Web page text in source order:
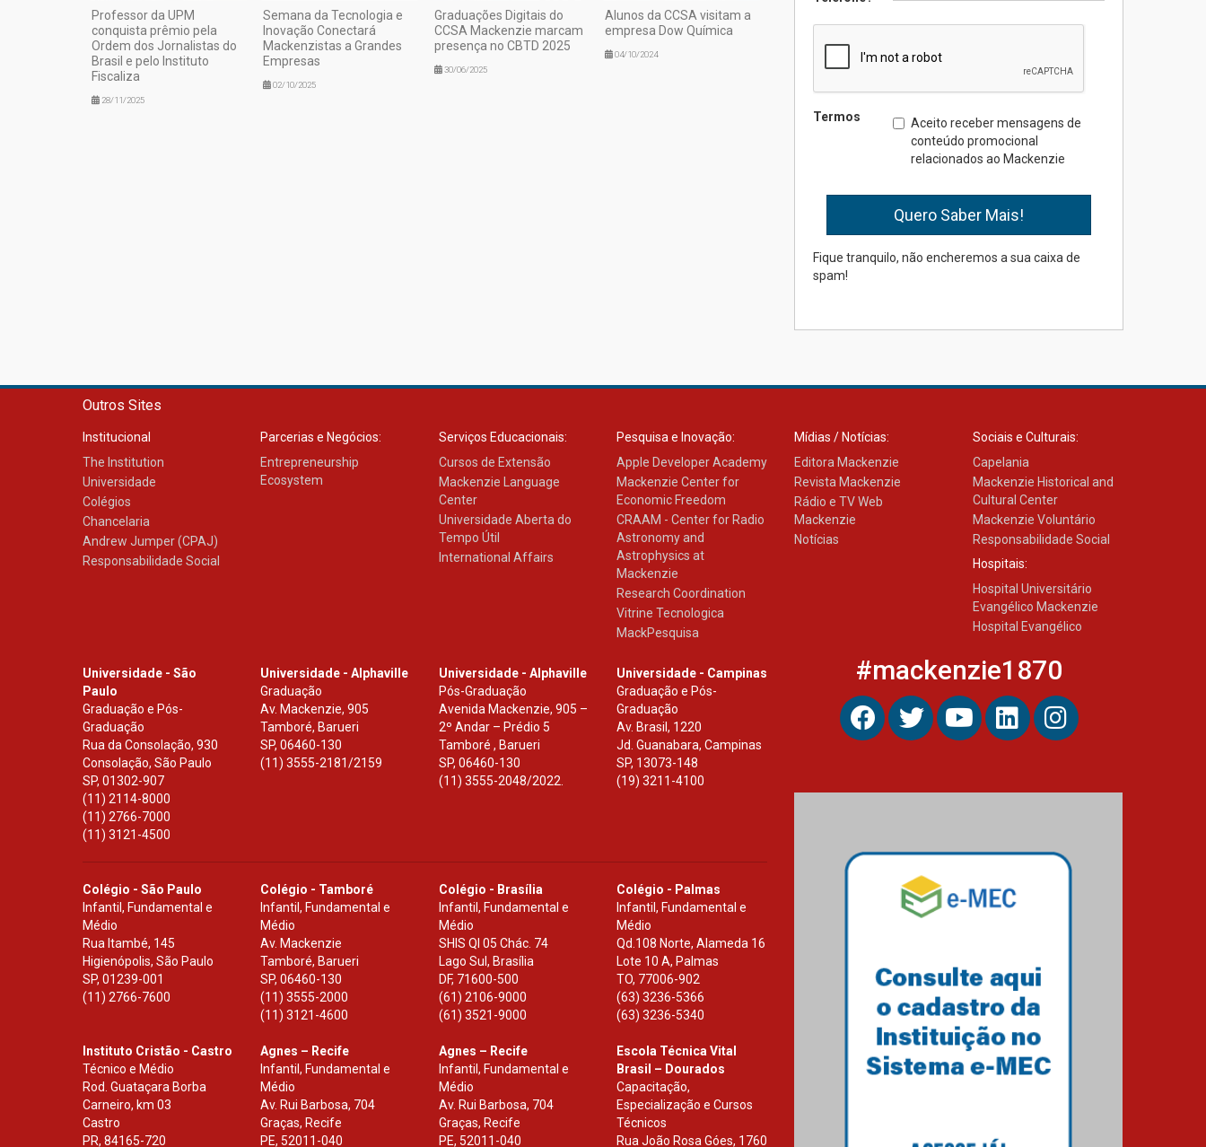
Professor da UPM
conquista prêmio pela
Ordem dos Jornalistas do
Brasil e pelo Instituto
Fiscaliza
28/11/2025
Semana da Tecnologia e
Inovação Conectará
Mackenzistas a Grandes
Empresas
02/10/2025
Graduações Digitais do
CCSA Mackenzie marcam
presença no CBTD 2025
30/06/2025
Alunos da CCSA visitam a
empresa Dow Química
04/10/2024
das novas tecnologias em
04.08.2026
Mackenzie recepciona os
calouros do segundo
semestre de 2026
04.08.2026
Brasília prepara seus
estudantes para o PAS antes
mesmo do Ensino Médio
Termos
Aceito receber mensagens de
conteúdo promocional
relacionados ao Mackenzie
Fique tranquilo, não encheremos a sua caixa de
spam!
Outros Sites
Institucional
The Institution
Universidade
Colégios
Chancelaria
Andrew Jumper (CPAJ)
Responsabilidade Social
Parcerias e Negócios:
Entrepreneurship
Ecosystem
Serviços Educacionais:
Cursos de Extensão
Mackenzie Language
Center
Universidade Aberta do
Tempo Útil
International Affairs
Pesquisa e Inovação:
Apple Developer Academy
Mackenzie Center for
Economic Freedom
CRAAM - Center for Radio
Astronomy and
Astrophysics at
Mackenzie
Research Coordination
Vitrine Tecnologica
MackPesquisa
Mídias / Notícias:
Editora Mackenzie
Revista Mackenzie
Rádio e TV Web
Mackenzie
Notícias
Sociais e Culturais:
Capelania
Mackenzie Historical and
Cultural Center
Mackenzie Voluntário
Responsabilidade Social
Hospitais:
Hospital Universitário
Evangélico Mackenzie
Hospital Evangélico
Universidade - São
Paulo
Graduação e Pós-
Graduação
Rua da Consolação, 930
Consolação, São Paulo
SP, 01302-907
(11) 2114-8000
(11) 2766-7000
(11) 3121-4500
Universidade - Alphaville
Graduação
Av. Mackenzie, 905
Tamboré, Barueri
SP,06460-130
(11) 3555-2181/2159
Universidade - Alphaville
Pós-Graduação
Avenida Mackenzie, 905 –
2º Andar – Prédio 5
Tamboré , Barueri
SP, 06460-130
(11) 3555-2048/2022.
Universidade - Campinas
Graduação e Pós-
Graduação
Av. Brasil, 1220
Jd. Guanabara, Campinas
SP, 13073-148
(19) 3211-4100
Colégio - São Paulo
Infantil, Fundamental e
Médio
Rua Itambé, 145
Higienópolis, São Paulo
SP, 01239-001
(11) 2766-7600
Colégio - Tamboré
Infantil, Fundamental e
Médio
Av. Mackenzie
Tamboré, Barueri
SP,06460-130
(11) 3555-2000
(11) 3121-4600
Colégio - Brasília
Infantil, Fundamental e
Médio
SHIS Ql 05 Chác. 74
Lago Sul, Brasília
DF, 71600-500
(61) 2106-9000
(61) 3521-9000
Colégio - Palmas
Infantil, Fundamental e
Médio
Qd.108 Norte, Alameda 16
Lote 10 A, Palmas
TO, 77006-902
(63) 3236-5366
(63) 3236-5340
Instituto Cristão - Castro
Técnico e Médio
Rod. Guataçara Borba
Carneiro, km 03
Castro
PR, 84165-720
Agnes – Recife
Infantil, Fundamental e
Médio
Av. Rui Barbosa, 704
Graças, Recife
PE, 52011-040
Agnes – Recife
Infantil, Fundamental e
Médio
Av. Rui Barbosa, 704
Graças, Recife
PE, 52011-040
Escola Técnica Vital
Brasil – Dourados
Capacitação,
Especialização e Cursos
Técnicos
Rua João Rosa Góes, 1760
#mackenzie1870